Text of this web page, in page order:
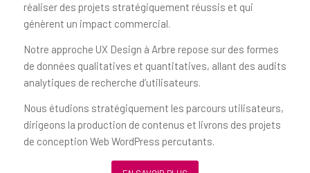
réaliser des projets stratégiquement réussis et qui
génèrent un impact commercial.
Notre approche UX Design à Arbre repose sur des formes
de données qualitatives et quantitatives, allant des audits
analytiques de recherche d’utilisateurs.
Nous étudions stratégiquement les parcours utilisateurs,
dirigeons la production de contenus et livrons des projets
de conception Web WordPress percutants.